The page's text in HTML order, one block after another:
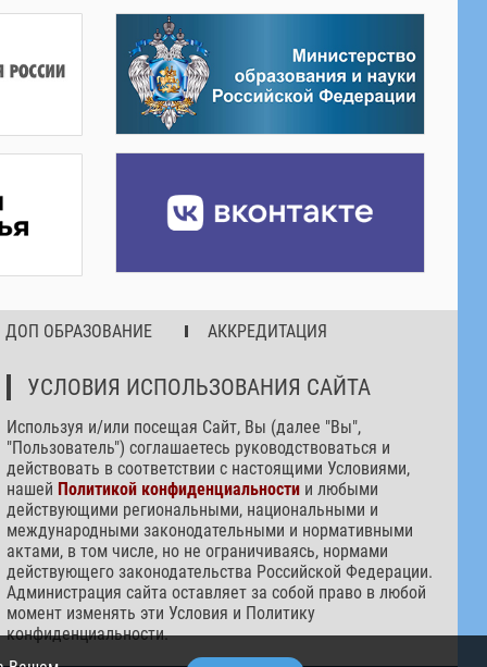
ДОП ОБРАЗОВАНИЕ АККРЕДИТАЦИЯ
УСЛОВИЯ ИСПОЛЬЗОВАНИЯ САЙТА
Используя и/или посещая Сайт, Вы (далее "Вы",
"Пользователь") соглашаетесь руководствоваться и
действовать в соответствии с настоящими Условиями,
нашей Политикой конфиденциальности и любыми
действующими региональными, национальными и
международными законодательными и нормативными
актами, в том числе, но не ограничиваясь, нормами
действующего законодательства Российской Федерации.
Администрация сайта оставляет за собой право в любой
момент изменять эти Условия и Политику
конфиденциальности.